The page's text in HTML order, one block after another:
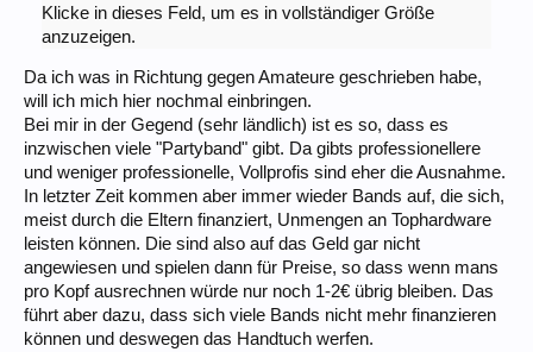
Klicke in dieses Feld, um es in vollständiger Größe
anzuzeigen.
Da ich was in Richtung gegen Amateure geschrieben habe,
will ich mich hier nochmal einbringen.
Bei mir in der Gegend (sehr ländlich) ist es so, dass es
inzwischen viele "Partyband" gibt. Da gibts professionellere
und weniger professionelle, Vollprofis sind eher die Ausnahme.
In letzter Zeit kommen aber immer wieder Bands auf, die sich,
meist durch die Eltern finanziert, Unmengen an Tophardware
leisten können. Die sind also auf das Geld gar nicht
angewiesen und spielen dann für Preise, so dass wenn mans
pro Kopf ausrechnen würde nur noch 1-2€ übrig bleiben. Das
führt aber dazu, dass sich viele Bands nicht mehr finanzieren
können und deswegen das Handtuch werfen.